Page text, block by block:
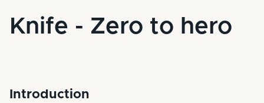
Knife - Zero to hero
Introduction